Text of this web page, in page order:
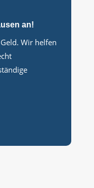
an!
Wir helfen